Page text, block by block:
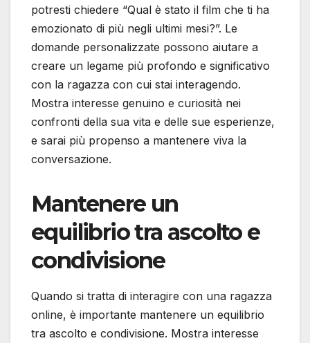
potresti chiedere “Qual è stato il film che ti ha
emozionato di più negli ultimi mesi?”. Le
domande personalizzate possono aiutare a
creare un legame più profondo e significativo
con la ragazza con cui stai interagendo.
Mostra interesse genuino e curiosità nei
confronti della sua vita e delle sue esperienze,
e sarai più propenso a mantenere viva la
conversazione.
Mantenere un
equilibrio tra ascolto e
condivisione
Quando si tratta di interagire con una ragazza
online, è importante mantenere un equilibrio
tra ascolto e condivisione. Mostra interesse